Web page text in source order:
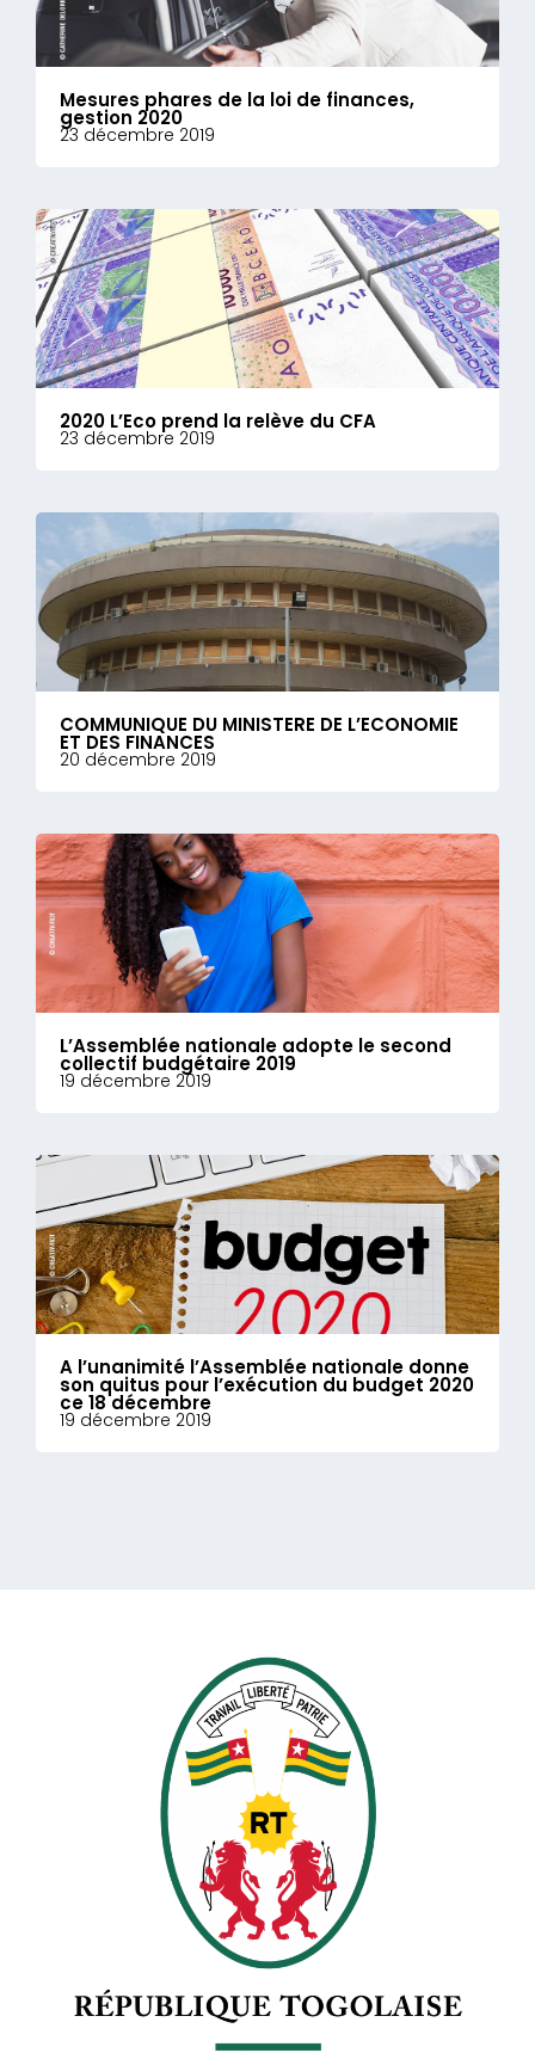
Mesures phares de la loi de finances,
gestion 2020
23 décembre 2019
2020 L’Eco prend la relève du CFA
23 décembre 2019
COMMUNIQUE DU MINISTERE DE L’ECONOMIE
ET DES FINANCES
20 décembre 2019
L’Assemblée nationale adopte le second
collectif budgétaire 2019
19 décembre 2019
A l’unanimité l’Assemblée nationale donne
son quitus pour l’exécution du budget 2020
ce 18 décembre
19 décembre 2019